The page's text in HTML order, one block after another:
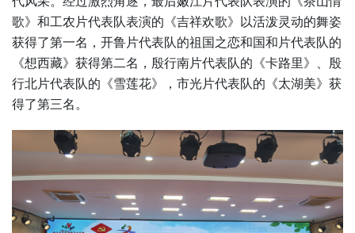
歌》和工农片代表队表演的《吉祥欢歌》以活泼灵动的舞姿
获得了第一名，开鲁片代表队的祖国之恋和国和片代表队的
《想西藏》获得第二名，殷行南片代表队的《卡路里》、殷
行北片代表队的《雪莲花》，市光片代表队的《太湖美》获
得了第三名。